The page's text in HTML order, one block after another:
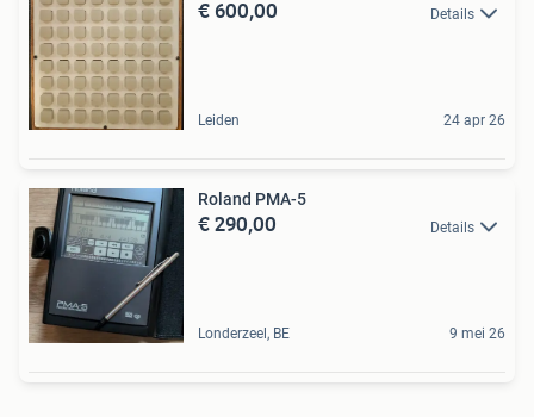
€ 600,00 Details
Leiden 24 apr 26
Roland PMA-5
€ 290,00 Details
Londerzeel, BE 9 mei 26